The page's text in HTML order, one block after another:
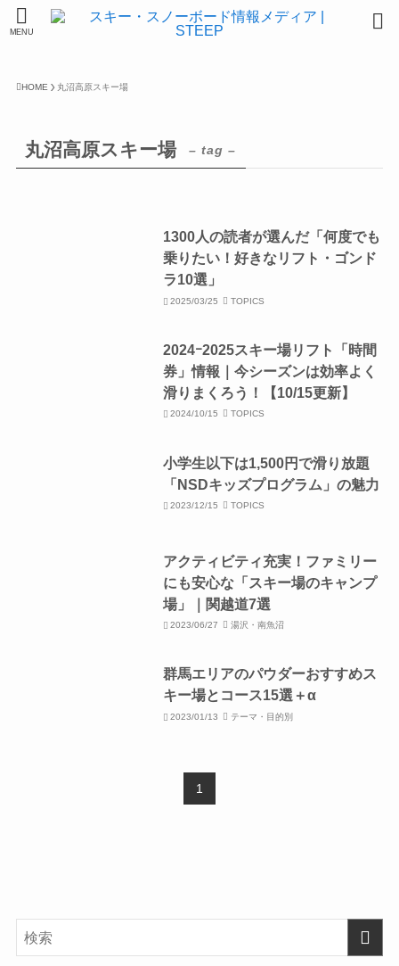
MENU
HOME 丸沼高原スキー場
丸沼高原スキー場 – tag –
1300人の読者が選んだ「何度でも
乗りたい！好きなリフト・ゴンド
ラ10選」
2025/03/25 TOPICS
2024ｰ2025スキー場リフト「時間
券」情報｜今シーズンは効率よく
滑りまくろう！【10/15更新】
2024/10/15 TOPICS
小学生以下は1,500円で滑り放題
「NSDキッズプログラム」の魅力
2023/12/15 TOPICS
アクティビティ充実！ファミリー
にも安心な「スキー場のキャンプ
場」｜関越道7選
2023/06/27 湯沢・南魚沼
群馬エリアのパウダーおすすめス
キー場とコース15選＋α
2023/01/13 テーマ・目的別
1